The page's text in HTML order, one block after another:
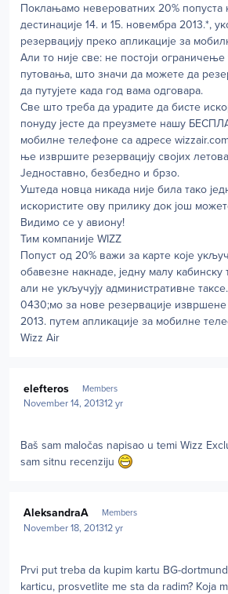
Поклањамо невероватних 20% попуста
дестинације 14. и 15. новембра 2013.*,
резервацију преко апликације за
Али то није све: не постоји
путовања, што значи да можете да
да путујете када год вама одговара.
Све што треба да урадите да бисте
понуду јесте да преузмете нашу
мобилне телефоне са адресе
ње извршите резервацију својих
Једноставно, безбедно и брзо.
Уштеда новца никада није била тако
искористите ову прилику док још
Видимо се у авиону!
Тим компаније WIZZ
Попуст од 20% важи за карте које
обавезне накнаде, једну малу кабинску
али не укључују административне
0430;мо за нове резервације извршене
2013. путем апликације за мобилне
Wizz Air
elefteros Members
November 14, 201312 yr
Baš sam maločas napisao u temi Wizz
sam sitnu recenziju
AleksandraA Members
November 18, 201312 yr
Prvi put treba da kupim kartu BG-
karticu, prosvetlite me sta da radim? Koja